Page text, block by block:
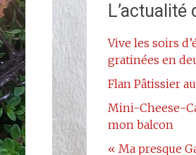
L’actualité
Vive les soirs
gratinées en
Flan Pâtissier
Mini-Cheese-
mon balcon
« Ma presque